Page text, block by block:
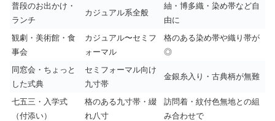
普段のお出かけ・
ランチ
カジュアル系全般
紬・博多織・染め帯など自
由に
観劇・美術館・食
事会
カジュアル〜セミフ
ォーマル
格のある染め帯や織り帯が
◎
同窓会・ちょっと
した式典
セミフォーマル向け
九寸帯
金銀糸入り・古典柄が無難
七五三・入学式
（付添い）
格のある九寸帯・綴
れ八寸
訪問着・紋付色無地との組
み合わせで